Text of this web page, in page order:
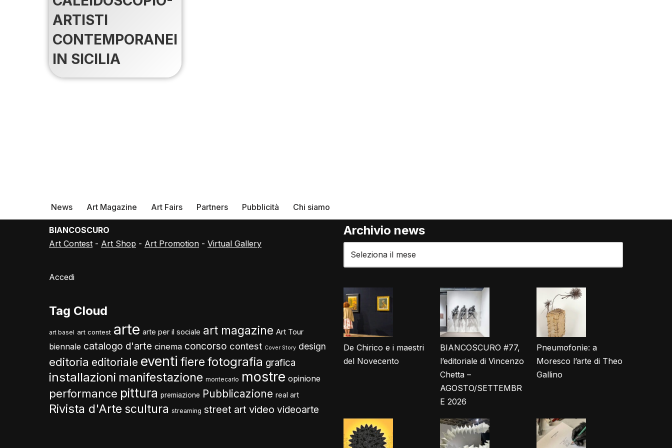
ARTISTI
CONTEMPORANEI
IN SICILIA
News Art Magazine Art Fairs Partners Pubblicità Chi siamo
BIANCOSCURO
Art Contest - Art Shop - Art Promotion - Virtual Gallery
Accedi
Tag Cloud
art basel art contest arte arte per il sociale art magazine Art Tour
biennale catalogo d'arte cinema concorso contest Cover Story design
editoria editoriale eventi fiere fotografia grafica
installazioni manifestazione montecarlo mostre opinione
performance pittura premiazione Pubblicazione real art
Rivista d'Arte scultura streaming street art video videoarte
Archivio news
De Chirico e i maestri
del Novecento
BIANCOSCURO #77,
l’editoriale di Vincenzo
Chetta –
AGOSTO/SETTEMBR
E 2026
Pneumofonìe: a
Moresco l’arte di Theo
Gallino